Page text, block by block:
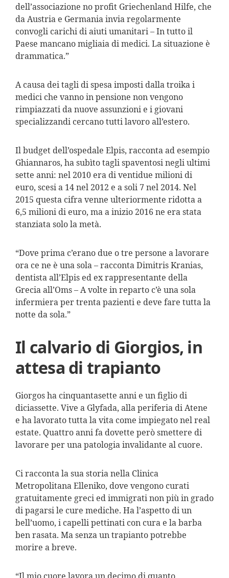
dell’associazione no profit Griechenland Hilfe, che
da Austria e Germania invia regolarmente
convogli carichi di aiuti umanitari – In tutto il
Paese mancano migliaia di medici. La situazione è
drammatica.”
A causa dei tagli di spesa imposti dalla troika i
medici che vanno in pensione non vengono
rimpiazzati da nuove assunzioni e i giovani
specializzandi cercano tutti lavoro all’estero.
Il budget dell’ospedale Elpis, racconta ad esempio
Ghiannaros, ha subìto tagli spaventosi negli ultimi
sette anni: nel 2010 era di ventidue milioni di
euro, scesi a 14 nel 2012 e a soli 7 nel 2014. Nel
2015 questa cifra venne ulteriormente ridotta a
6,5 milioni di euro, ma a inizio 2016 ne era stata
stanziata solo la metà.
“Dove prima c’erano due o tre persone a lavorare
ora ce ne è una sola – racconta Dimitris Kranias,
dentista all’Elpis ed ex rappresentante della
Grecia all’Oms – A volte in reparto c’è una sola
infermiera per trenta pazienti e deve fare tutta la
notte da sola.”
Il calvario di Giorgios, in
attesa di trapianto
Giorgos ha cinquantasette anni e un figlio di
diciassette. Vive a Glyfada, alla periferia di Atene
e ha lavorato tutta la vita come impiegato nel real
estate. Quattro anni fa dovette però smettere di
lavorare per una patologia invalidante al cuore.
Ci racconta la sua storia nella Clinica
Metropolitana Elleniko, dove vengono curati
gratuitamente greci ed immigrati non più in grado
di pagarsi le cure mediche. Ha l’aspetto di un
bell’uomo, i capelli pettinati con cura e la barba
ben rasata. Ma senza un trapianto potrebbe
morire a breve.
“Il mio cuore lavora un decimo di quanto